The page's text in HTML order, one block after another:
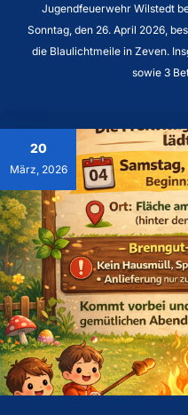
Jugendfeuerwehr Wilstedt
Sonntag, den 26. April 2026,
die Blaulichtmeile in Zeven.
sowie 3
20
März, 2026